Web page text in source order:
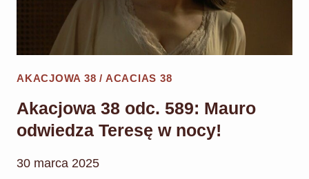
AKACJOWA 38 / ACACIAS 38
Akacjowa 38 odc. 589: Mauro
odwiedza Teresę w nocy!
30 marca 2025